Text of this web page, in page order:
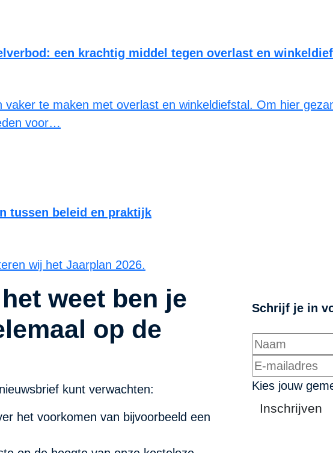
een krachtig middel tegen overlast en
vaker te maken met overlast en winkeldiefstal. Om hier
voor…
tussen beleid en praktijk
wij het Jaarplan 2026.
weet ben je
op de
kunt verwachten:
het voorkomen van bijvoorbeeld een
Schrijf je in
Kies jouw
Inschrijven